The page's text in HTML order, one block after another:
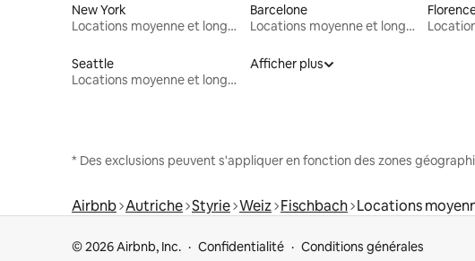
New York
Locations moyenne et longue durée
Barcelone
Locations moyenne et longue durée
Seattle
Locations moyenne et longue durée
Afficher plus
* Des exclusions peuvent s'appliquer en fonction des zones
Airbnb Autriche Styrie Weiz Fischbach Locations
© 2026 Airbnb, Inc. Confidentialité Conditions générales